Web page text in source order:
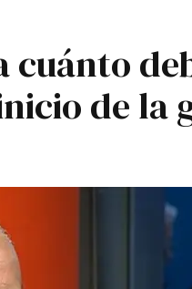
cuánto
de la